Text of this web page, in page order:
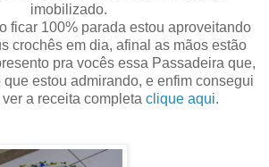
imobilizado.
ficar 100% parada estou aproveitando
crochês em dia, afinal as mãos estão
pra vocês essa Passadeira que,
estou admirando, e enfim consegui
a receita completa clique aqui.